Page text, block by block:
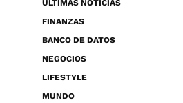
ÚLTIMAS NOTICIAS
FINANZAS
BANCO DE DATOS
NEGOCIOS
LIFESTYLE
MUNDO